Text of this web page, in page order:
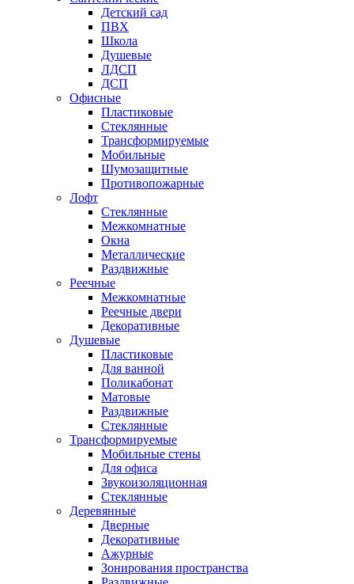
Детский сад
ПВХ
Школа
Душевые
ЛДСП
ДСП
Офисные
Пластиковые
Стеклянные
Трансформируемые
Мобильные
Шумозащитные
Противопожарные
Лофт
Стеклянные
Межкомнатные
Окна
Металлические
Раздвижные
Реечные
Межкомнатные
Реечные двери
Декоративные
Душевые
Пластиковые
Для ванной
Поликабонат
Матовые
Раздвижные
Стеклянные
Трансформируемые
Мобильные стены
Для офиса
Звукоизоляционная
Стеклянные
Деревянные
Дверные
Декоративные
Ажурные
Зонирования пространства